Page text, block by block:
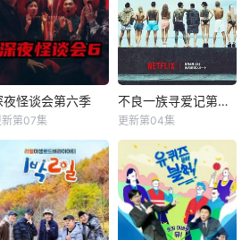
深夜怪谈会第六季
金浩英
夜怪谈会第六季
新第07集
不良一族寻爱记第二季
永野
&nbsp;&nbsp;&nb
sp;&nbsp;&nbsp;&
nbsp;&nbsp;&nbs
p;&nbsp;本季将舞
不良一族寻爱记第二季
更新第04集